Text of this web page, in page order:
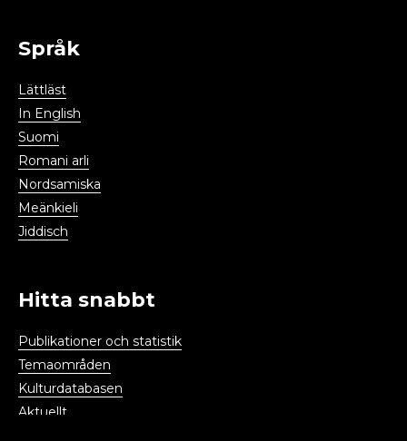
Språk
Lättläst
In English
Suomi
Romani arli
Nordsamiska
Meänkieli
Jiddisch
Hitta snabbt
Publikationer och statistik
Temaområden
Kulturdatabasen
Aktuellt